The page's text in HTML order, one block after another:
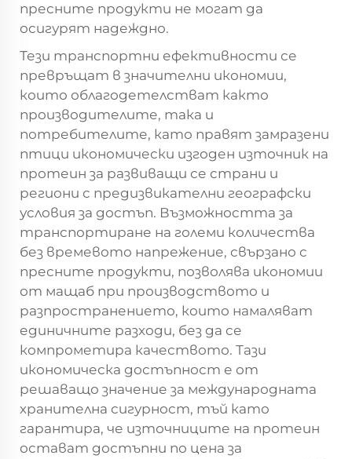
пресните продукти не могат да
осигурят надеждно.
Тези транспортни ефективности се
превръщат в значителни икономии,
които облагодетелстват както
производителите, така и
потребителите, като правят замразени
птици икономически изгоден източник на
протеин за развиващи се страни и
региони с предизвикателни географски
условия за достъп. Възможността за
транспортиране на големи количества
без времевото напрежение, свързано с
пресните продукти, позволява икономии
от мащаб при производството и
разпространението, които намаляват
единичните разходи, без да се
компрометира качеството. Тази
икономическа достъпност е от
решаващо значение за международната
хранителна сигурност, тъй като
гарантира, че източниците на протеин
остават достъпни по цена за